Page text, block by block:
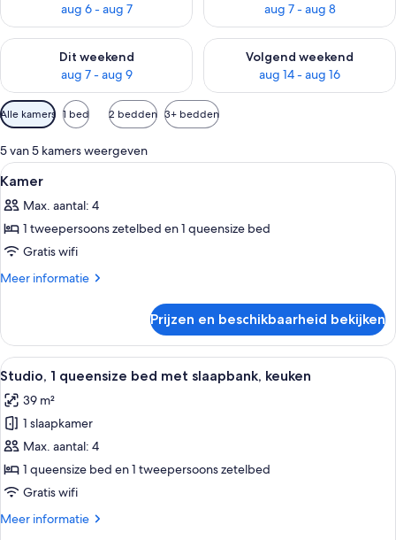
aug 6 - aug 7
aug 7 - aug 8
Dit weekend
aug 7 - aug 9
De beschikbaarheid controleren voor dit weekend aug 7 -
Volgend weekend
aug 14 - aug 16
De beschikbaarheid
Beschikbare
filters
voor
kamers
Alle kamers 1 bed 2 bedden 3+ bedden
5 van 5 kamers weergeven
Alle
foto's
voor
Kamer
laden
Hotelkamer met een bed, bureau,
7
Kamer
Max. aantal: 4
1 tweepersoons zetelbed en 1 queensize bed
Gratis wifi
Meer informatie
Meer
Prijzen en beschikbaarheid bekijken
Alle
foto's
voor
Studio,
1
queensize
bed
slaapbank,
Een hotelkamer met een stenen
5
Studio, 1 queensize bed met slaapbank, keuken
39 m²
1 slaapkamer
Max. aantal: 4
1 queensize bed en 1 tweepersoons zetelbed
Gratis wifi
Meer informatie
Meer